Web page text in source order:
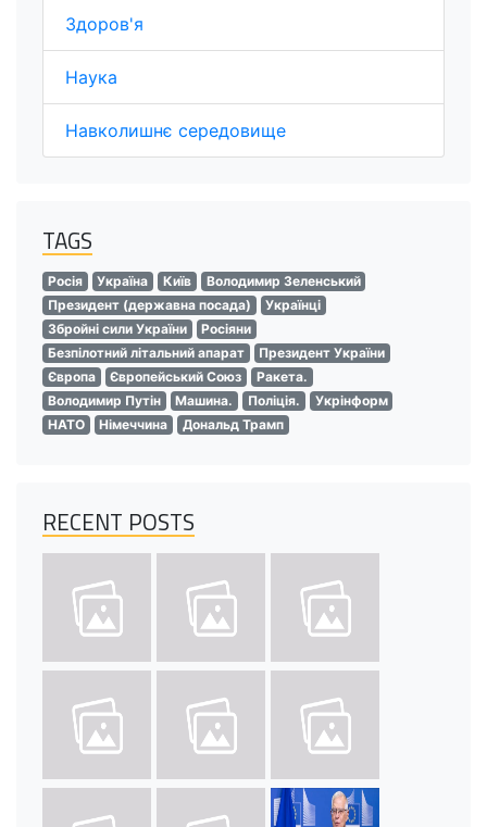
Здоров'я
Наука
Навколишнє середовище
TAGS
Росія Україна Київ
Володимир Зеленський
Президент (державна посада)
Українці
Збройні сили України
Росіяни
Безпілотний літальний апарат
Президент України
Європа
Європейський Союз
Ракета.
Володимир Путін
Машина. Поліція.
Укрінформ
НАТО
Німеччина Дональд Трамп
RECENT POSTS